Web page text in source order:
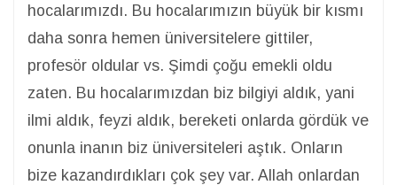
hocalarımızdı. Bu hocalarımızın büyük bir kısmı
daha sonra hemen üniversitelere gittiler,
profesör oldular vs. Şimdi çoğu emekli oldu
zaten. Bu hocalarımızdan biz bilgiyi aldık, yani
ilmi aldık, feyzi aldık, bereketi onlarda gördük ve
onunla inanın biz üniversiteleri aştık. Onların
bize kazandırdıkları çok şey var. Allah onlardan